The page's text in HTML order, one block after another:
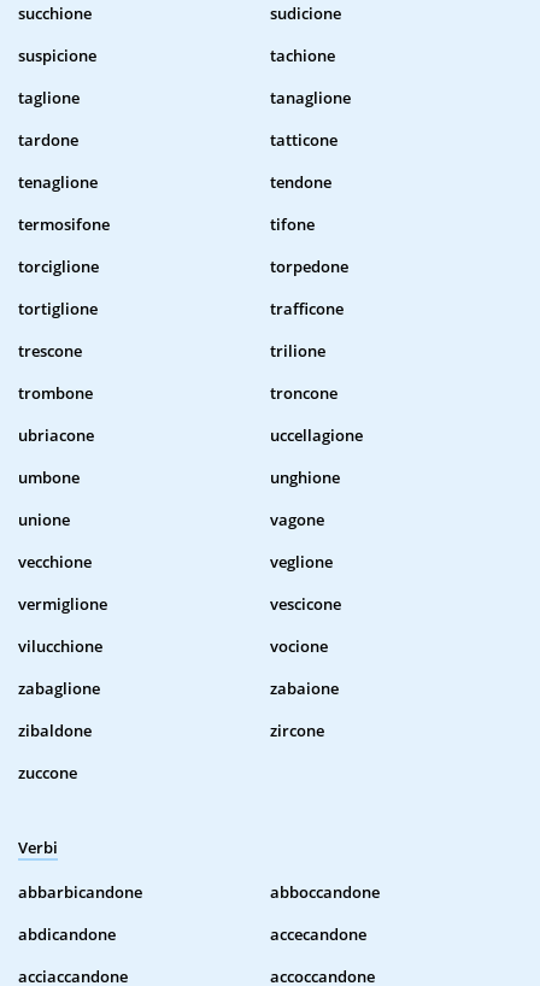
succhione
sudicione
suspicione
tachione
taglione
tanaglione
tardone
tatticone
tenaglione
tendone
termosifone
tifone
torciglione
torpedone
tortiglione
trafficone
trescone
trilione
trombone
troncone
ubriacone
uccellagione
umbone
unghione
unione
vagone
vecchione
veglione
vermiglione
vescicone
vilucchione
vocione
zabaglione
zabaione
zibaldone
zircone
zuccone
Verbi
abbarbicandone
abboccandone
abdicandone
accecandone
acciaccandone
accoccandone